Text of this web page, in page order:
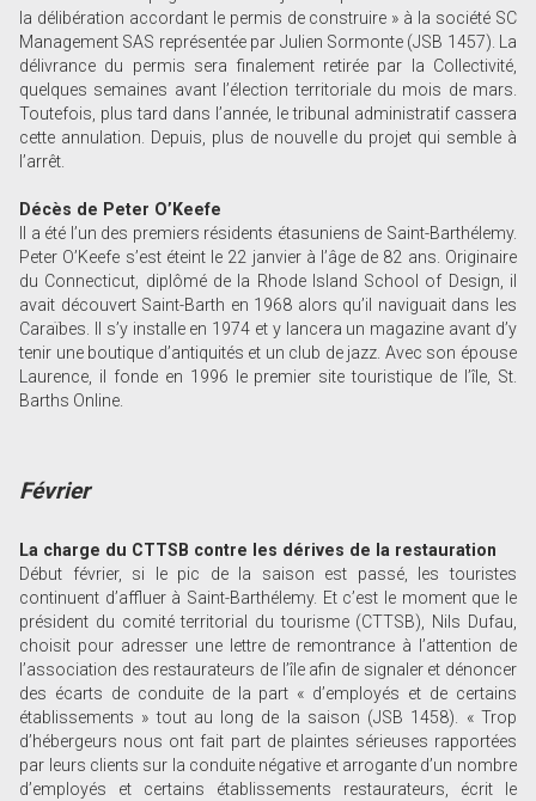
la délibération accordant le permis de construire » à la société SC
Management SAS représentée par Julien Sormonte (JSB 1457). La
délivrance du permis sera finalement retirée par la Collectivité,
quelques semaines avant l’élection territoriale du mois de mars.
Toutefois, plus tard dans l’année, le tribunal administratif cassera
cette annulation. Depuis, plus de nouvelle du projet qui semble à
l’arrêt.
Décès de Peter O’Keefe
Il a été l’un des premiers résidents étasuniens de Saint-Barthélemy.
Peter O’Keefe s’est éteint le 22 janvier à l’âge de 82 ans. Originaire
du Connecticut, diplômé de la Rhode Island School of Design, il
avait découvert Saint-Barth en 1968 alors qu’il naviguait dans les
Caraïbes. Il s’y installe en 1974 et y lancera un magazine avant d’y
tenir une boutique d’antiquités et un club de jazz. Avec son épouse
Laurence, il fonde en 1996 le premier site touristique de l’île, St.
Barths Online.
Février
La charge du CTTSB contre les dérives de la restauration
Début février, si le pic de la saison est passé, les touristes
continuent d’affluer à Saint-Barthélemy. Et c’est le moment que le
président du comité territorial du tourisme (CTTSB), Nils Dufau,
choisit pour adresser une lettre de remontrance à l’attention de
l’association des restaurateurs de l’île afin de signaler et dénoncer
des écarts de conduite de la part « d’employés et de certains
établissements » tout au long de la saison (JSB 1458). « Trop
d’hébergeurs nous ont fait part de plaintes sérieuses rapportées
par leurs clients sur la conduite négative et arrogante d’un nombre
d’employés et certains établissements restaurateurs, écrit le